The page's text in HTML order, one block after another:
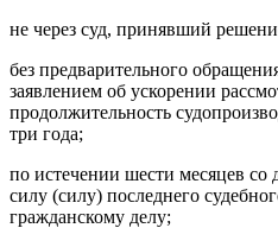
не через суд, принявший
без предварительного
заявлением об ускорении
продолжительность
три года;
по истечении шести месяцев со
силу (силу) последнего
гражданскому делу;